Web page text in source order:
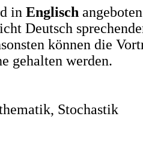
in Englisch
Deutsch
können die
gehalten werden.
Stochastik